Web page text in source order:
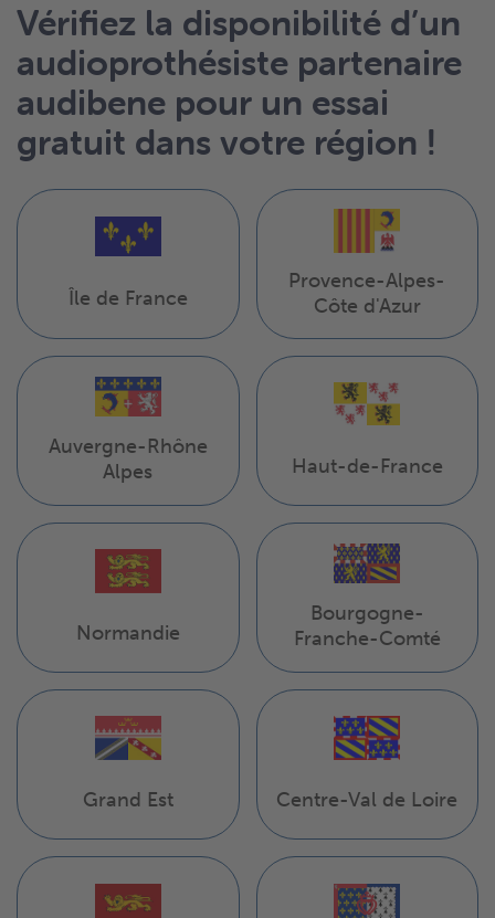
Vérifiez la disponibilité d’un
audioprothésiste partenaire
audibene pour un essai
gratuit dans votre région !
Île de France
Provence-Alpes-
Côte d'Azur
Auvergne-Rhône
Alpes
Haut-de-France
Normandie
Bourgogne-
Franche-Comté
Grand Est Centre-Val de Loire